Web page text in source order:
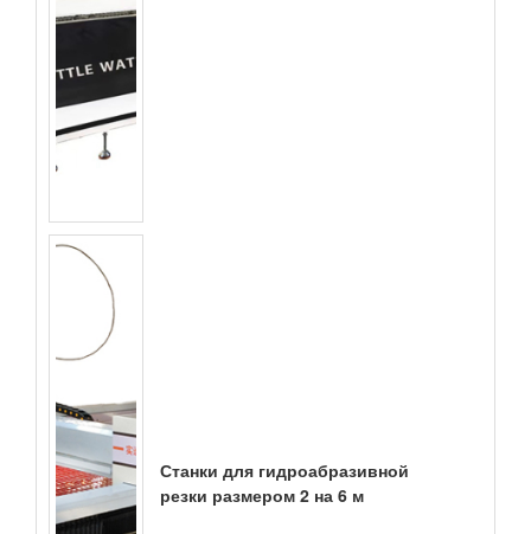
Станки для гидроабразивной
резки размером 2 на 6 м